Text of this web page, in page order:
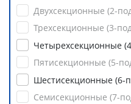
Двухсекционные (2-
Трехсекционные (3-
Четырехсекционные
Пятисекционные (5-
Шестисекционные (6-
Семисекционные (7-